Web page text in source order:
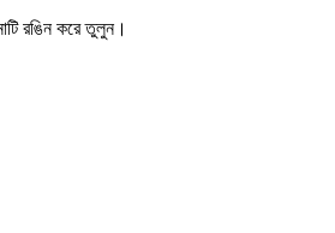
রঙিন করে তুলুন।